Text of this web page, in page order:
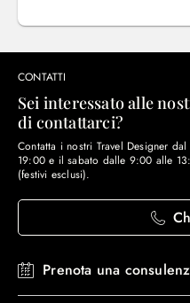
CONTATTI
Sei interessato alle
di contattarci?
Contatta i nostri Travel Designer
19:00 e il sabato dalle 9:00 alle
(festivi esclusi).
Prenota una